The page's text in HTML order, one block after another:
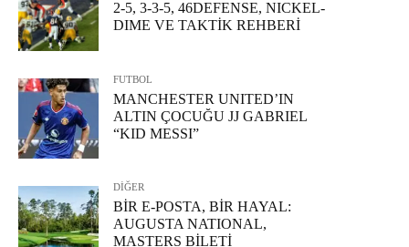
2-5, 3-3-5, 46DEFENSE, NICKEL-
DIME VE TAKTİK REHBERİ
FUTBOL
MANCHESTER UNITED’IN
ALTIN ÇOCUĞU JJ GABRIEL
“KID MESSI”
DİĞER
BİR E-POSTA, BİR HAYAL:
AUGUSTA NATIONAL,
MASTERS BİLETİ